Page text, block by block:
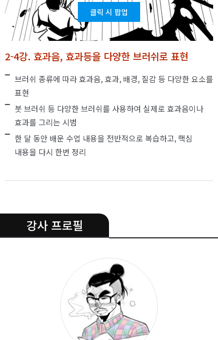
클릭 시 팝업
2-4강. 효과음, 효과등을 다양한 브러쉬로 표현
브러쉬 종류에 따라 효과음, 효과, 배경, 질감 등 다양한 요소를
표현
붓 브러쉬 등 다양한 브러쉬를 사용하여 실제로 효과음이나
효과를 그리는 시범
한 달 동안 배운 수업 내용을 전반적으로 복습하고, 핵심
내용을 다시 한번 정리
강사 프로필